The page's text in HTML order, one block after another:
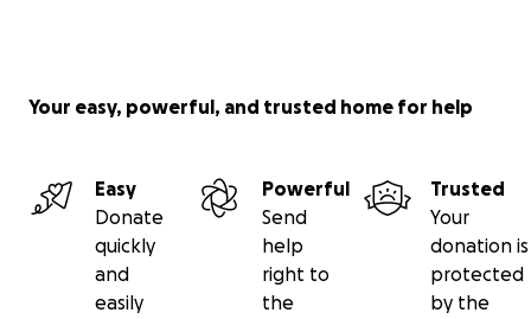
Your easy, powerful, and trusted home for help
Easy
Donate
quickly
and
easily
Powerful
Send
help
right to
the
Trusted
Your
donation is
protected
by the